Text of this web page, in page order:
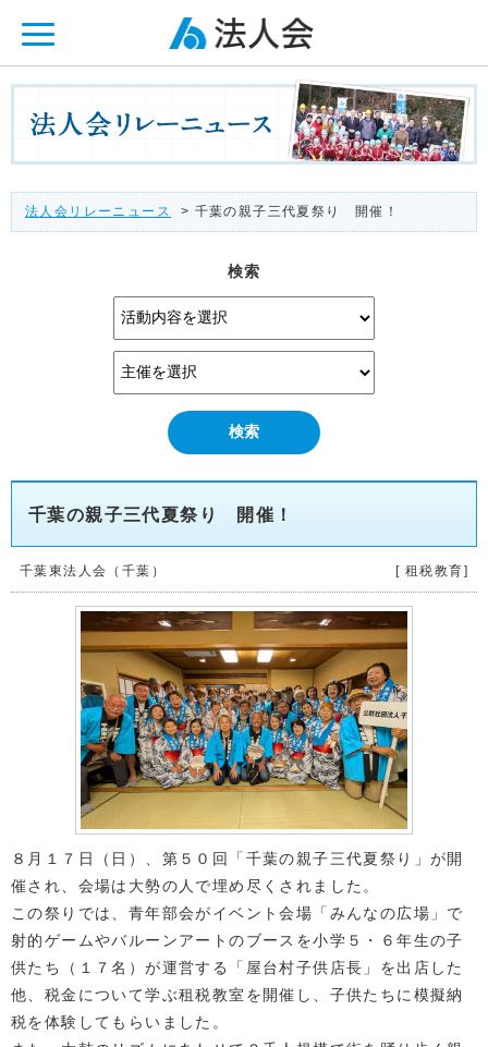
法人会リレーニュース > 千葉の親子三代夏祭り 開催！
検索
千葉の親子三代夏祭り 開催！
千葉東法人会（千葉） [ 租税教育]
８月１７日（日）、第５０回「千葉の親子三代夏祭り」が開
催され、会場は大勢の人で埋め尽くされました。
この祭りでは、青年部会がイベント会場「みんなの広場」で
射的ゲームやバルーンアートのブースを小学５・６年生の子
供たち（１７名）が運営する「屋台村子供店長」を出店した
他、税金について学ぶ租税教室を開催し、子供たちに模擬納
税を体験してもらいました。